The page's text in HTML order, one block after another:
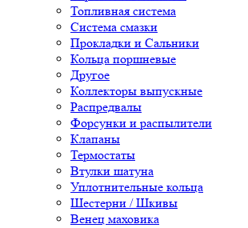
Топливная система
Система смазки
Прокладки и Сальники
Кольца поршневые
Другое
Коллекторы выпускные
Распредвалы
Форсунки и распылители
Клапаны
Термостаты
Втулки шатуна
Уплотнительные кольца
Шестерни / Шкивы
Венец маховика